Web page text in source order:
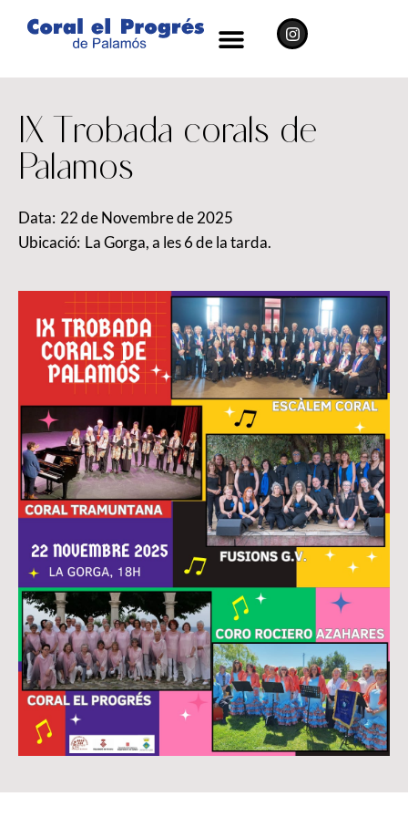
IX Trobada corals de
Palamos
Data: 22 de Novembre de 2025
Ubicació: La Gorga, a les 6 de la tarda.